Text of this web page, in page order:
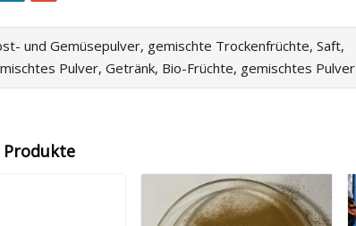
und Gemüsepulver, gemischte Trockenfrüchte, Saft,
Pulver, Getränk, Bio-Früchte, gemischtes Pulver
Produkte